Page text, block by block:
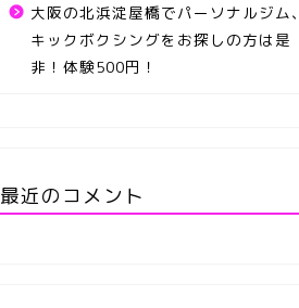
大阪の北浜淀屋橋でパーソナルジム、
キックボクシングをお探しの方は是
非！体験500円！
最近のコメント